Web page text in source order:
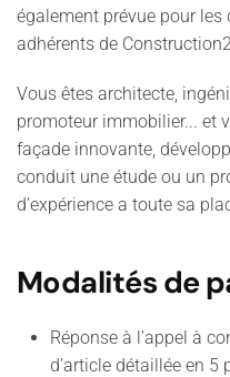
également prévue pour
adhérents de
Vous êtes architecte,
promoteur immobilier... et
façade innovante,
conduit une étude ou un
d’expérience a toute sa
Modalités de
Réponse à l’appel à
d’article détaillée en 5